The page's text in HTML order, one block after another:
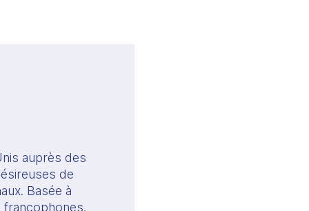
auprès des
de
Basée à